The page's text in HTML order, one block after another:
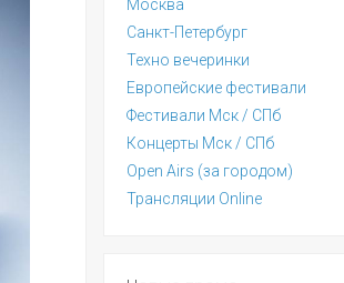
Москва
Санкт-Петербург
Техно вечеринки
Европейские фестивали
Фестивали Мск / СПб
Концерты Мск / СПб
Open Airs (за городом)
Трансляции Online